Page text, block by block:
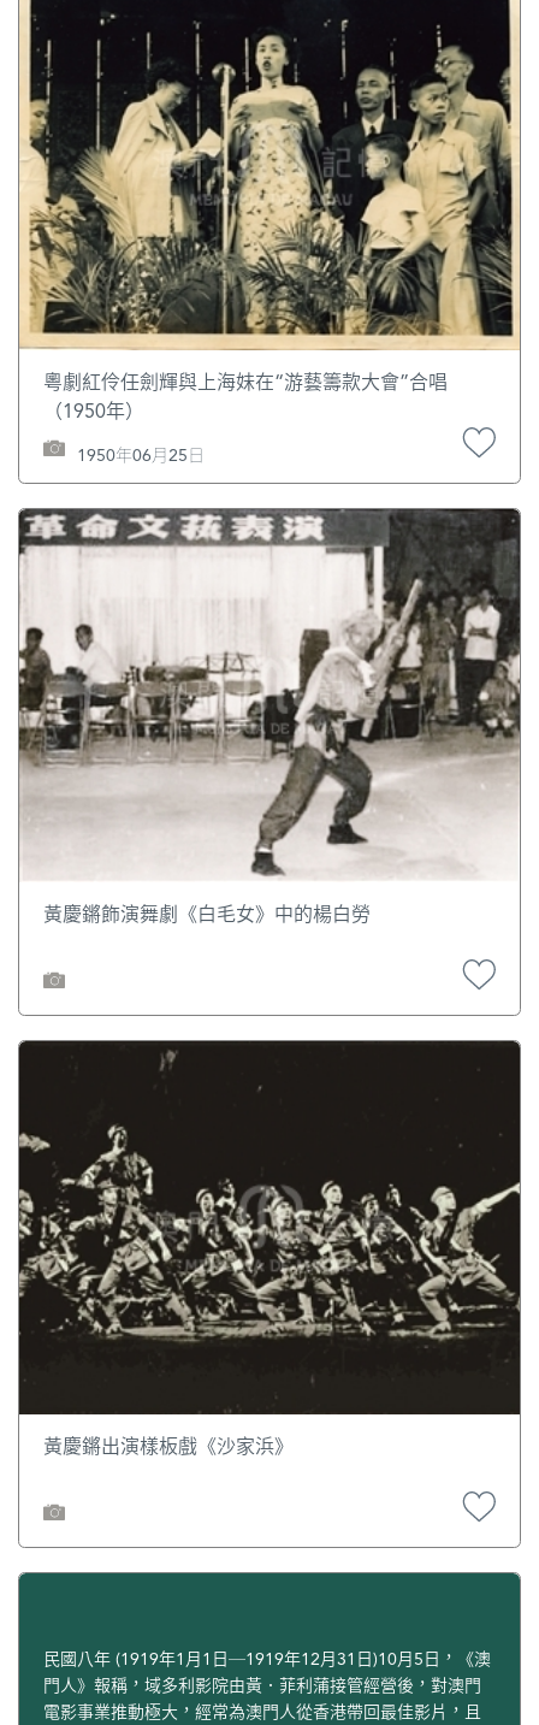
粵劇紅伶任劍輝與上海妹在“游藝籌款大會”合唱
（1950年）
1950年06月25日
黃慶鏘飾演舞劇《白毛女》中的楊白勞
黃慶鏘出演樣板戲《沙家浜》
民國八年 (1919年1月1日─1919年12月31日)10月5日，《澳
門人》報稱，域多利影院由黃．菲利蒲接管經營後，對澳門
電影事業推動極大，經常為澳門人從香港帶回最佳影片，且